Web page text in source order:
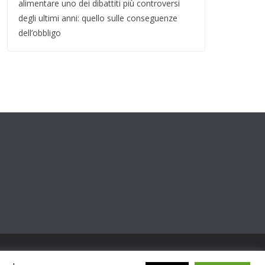
alimentare uno dei dibattiti più controversi
degli ultimi anni: quello sulle conseguenze
dell’obbligo